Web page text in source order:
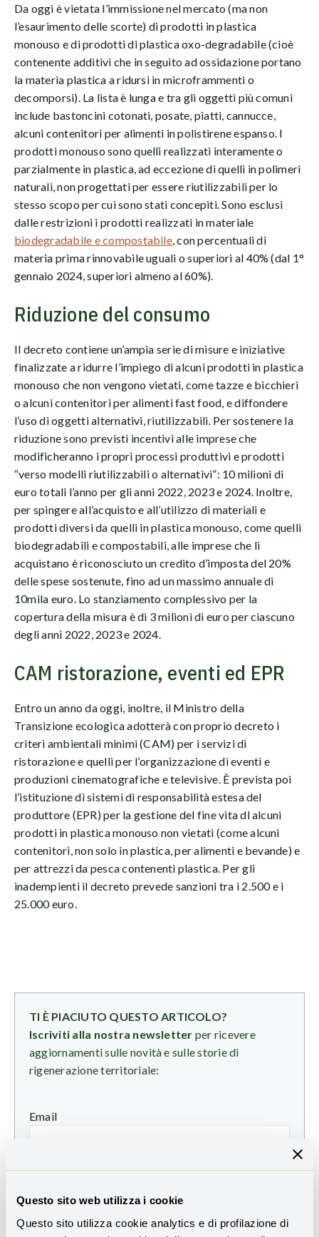
Questo sito web utilizza i cookie
Questo sito utilizza cookie analytics e di profilazione di
Da oggi è vietata l’immissione nel mercato (ma non
l’esaurimento delle scorte) di prodotti in plastica
monouso e di prodotti di plastica oxo-degradabile (cioè
contenente additivi che in seguito ad ossidazione portano
la materia plastica a ridursi in microframmenti o
decomporsi). La lista è lunga e tra gli oggetti più comuni
include bastoncini cotonati, posate, piatti, cannucce,
alcuni contenitori per alimenti in polistirene espanso. I
prodotti monouso sono quelli realizzati interamente o
parzialmente in plastica, ad eccezione di quelli in polimeri
naturali, non progettati per essere riutilizzabili per lo
stesso scopo per cui sono stati concepiti. Sono esclusi
dalle restrizioni i prodotti realizzati in materiale
biodegradabile e compostabile, con percentuali di
materia prima rinnovabile uguali o superiori al 40% (dal 1°
gennaio 2024, superiori almeno al 60%).
Riduzione del consumo
Il decreto contiene un’ampia serie di misure e iniziative
finalizzate a ridurre l’impiego di alcuni prodotti in plastica
monouso che non vengono vietati, come tazze e bicchieri
o alcuni contenitori per alimenti fast food, e diffondere
l’uso di oggetti alternativi, riutilizzabili. Per sostenere la
riduzione sono previsti incentivi alle imprese che
modificheranno i propri processi produttivi e prodotti
“verso modelli riutilizzabili o alternativi”: 10 milioni di
euro totali l’anno per gli anni 2022, 2023 e 2024. Inoltre,
per spingere all’acquisto e all’utilizzo di materiali e
prodotti diversi da quelli in plastica monouso, come quelli
biodegradabili e compostabili, alle imprese che li
acquistano è riconosciuto un credito d’imposta del 20%
delle spese sostenute, fino ad un massimo annuale di
10mila euro. Lo stanziamento complessivo per la
copertura della misura è di 3 milioni di euro per ciascuno
degli anni 2022, 2023 e 2024.
CAM ristorazione, eventi ed EPR
Entro un anno da oggi, inoltre, il Ministro della
Transizione ecologica adotterà con proprio decreto i
criteri ambientali minimi (CAM) per i servizi di
ristorazione e quelli per l’organizzazione di eventi e
produzioni cinematografiche e televisive. È prevista poi
l’istituzione di sistemi di responsabilità estesa del
produttore (EPR) per la gestione del fine vita dl alcuni
prodotti in plastica monouso non vietati (come alcuni
contenitori, non solo in plastica, per alimenti e bevande) e
per attrezzi da pesca contenenti plastica. Per gli
inadempienti il decreto prevede sanzioni tra i 2.500 e i
25.000 euro.
TI È PIACIUTO QUESTO ARTICOLO?
Iscriviti alla nostra newsletter per ricevere
aggiornamenti sulle novità e sulle storie di
rigenerazione territoriale:
Email
presto il consenso all'invio della Newsletter